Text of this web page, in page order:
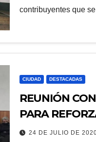
contribuyentes que
CIUDAD DESTACADAS
REUNIÓN
PARA
PREVENTIVAS
24 DE JULIO DE